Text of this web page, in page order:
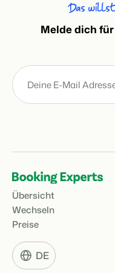
Das
Melde dich
Übersicht
Wechseln
Preise
DE